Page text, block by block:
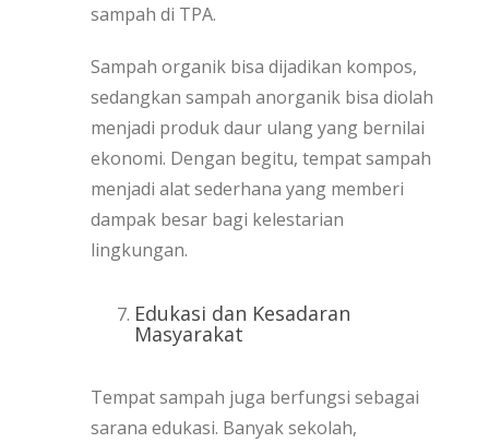
sampah di TPA.
Sampah organik bisa dijadikan kompos,
sedangkan sampah anorganik bisa diolah
menjadi produk daur ulang yang bernilai
ekonomi. Dengan begitu, tempat sampah
menjadi alat sederhana yang memberi
dampak besar bagi kelestarian
lingkungan.
Edukasi dan Kesadaran
Masyarakat
Tempat sampah juga berfungsi sebagai
sarana edukasi. Banyak sekolah,